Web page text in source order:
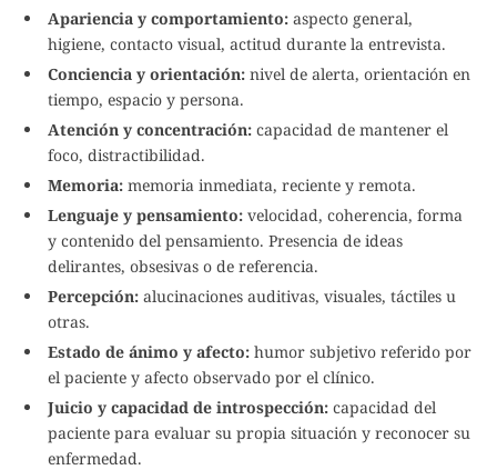
Apariencia y comportamiento: aspecto general,
higiene, contacto visual, actitud durante la entrevista.
Conciencia y orientación: nivel de alerta, orientación en
tiempo, espacio y persona.
Atención y concentración: capacidad de mantener el
foco, distractibilidad.
Memoria: memoria inmediata, reciente y remota.
Lenguaje y pensamiento: velocidad, coherencia, forma
y contenido del pensamiento. Presencia de ideas
delirantes, obsesivas o de referencia.
Percepción: alucinaciones auditivas, visuales, táctiles u
otras.
Estado de ánimo y afecto: humor subjetivo referido por
el paciente y afecto observado por el clínico.
Juicio y capacidad de introspección: capacidad del
paciente para evaluar su propia situación y reconocer su
enfermedad.